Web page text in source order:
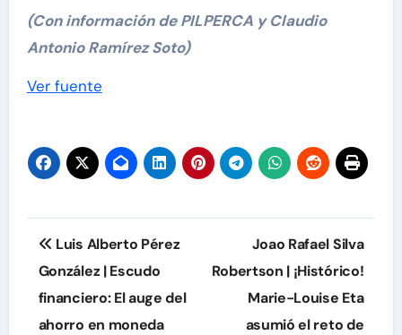
(Con información de PILPERCA y Claudio
Antonio Ramírez Soto)
Navegación
entradas
Ver fuente
Navegación
de
entradas
Luis Alberto Pérez
González | Escudo
financiero: El auge del
ahorro en moneda
Joao Rafael Silva
Robertson | ¡Histórico!
Marie-Louise Eta
asumió el reto de